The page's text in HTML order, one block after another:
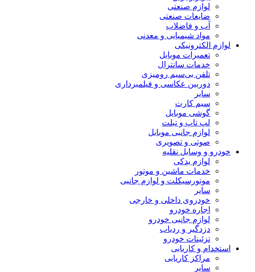
لوازم صنعتی
ضایعات صنعتی
آب و فاضلاب
مواد شیمیایی و معدنی
لوازم الکترونیکی
تعمیرات موبایل
خدمات سانترال
تلفن بی‌سیم رومیزی
دوربین عکاسی و فیلمبرداری
سایر
سیم کارت
گوشی موبایل
لپ تاپ و تبلت
لوازم جانبی موبایل
صوتی و تصویری
خودرو و وسایل نقلیه
لوازم یدکی
خدمات ماشین و موتور
موتورسیکلت و لوازم جانبی
سایر
خودروی داخلی و خارجی
اجاره خودرو
لوازم جانبی خودرو
دزدگیر و ردیاب
تزئینات خودرو
استخدام و کاریابی
مراکز کاریابی
سایر